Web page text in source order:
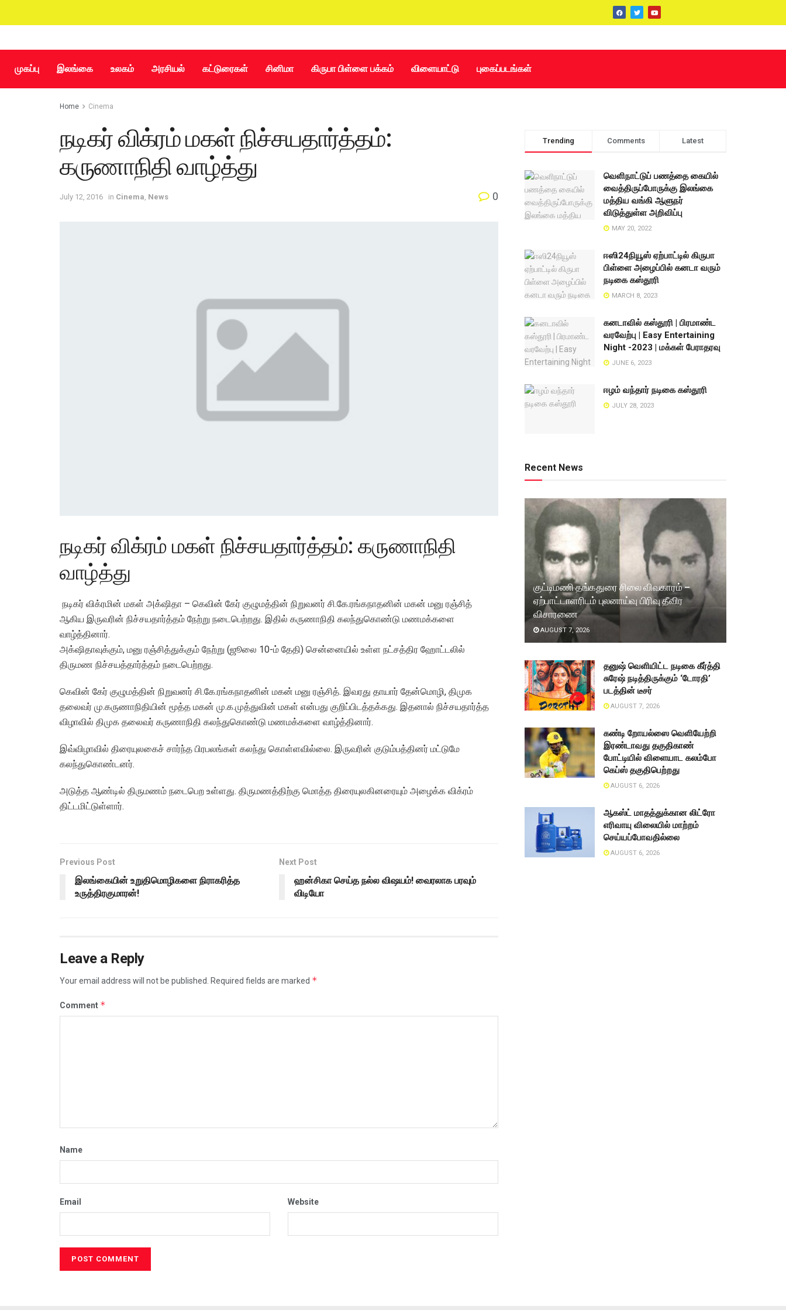
முகப்பு இலங்கை உலகம் அரசியல் கட்டுரைகள் சினிமா கிருபா பிள்ளை பக்கம் விளையாட்டு புகைப்படங்கள்
Home Cinema
நடிகர் விக்ரம் மகள் நிச்சயதார்த்தம்:
கருணாநிதி வாழ்த்து
July 12, 2016 in Cinema, News 0
நடிகர் விக்ரம் மகள் நிச்சயதார்த்தம்: கருணாநிதி
வாழ்த்து
நடிகர் விக்ரமின் மகள் அக்‌ஷிதா – கெவின் கேர் குழுமத்தின் நிறுவனர் சி.கே.ரங்கநாதனின் மகன் மனு ரஞ்சித்
ஆகிய இருவரின் நிச்சயதார்த்தம் நேற்று நடைபெற்றது. இதில் கருணாநிதி கலந்துகொண்டு மணமக்களை
வாழ்த்தினார்.
அக்‌ஷிதாவுக்கும், மனு ரஞ்சித்துக்கும் நேற்று (ஜூலை 10-ம் தேதி) சென்னையில் உள்ள நட்சத்திர ஹோட்டலில்
திருமண நிச்சயத்தார்த்தம் நடைபெற்றது.
கெவின் கேர் குழுமத்தின் நிறுவனர் சி.கே.ரங்கநாதனின் மகன் மனு ரஞ்சித். இவரது தாயார் தேன்மொழி, திமுக
தலைவர் மு.கருணாநிதியின் மூத்த மகன் மு.க.முத்துவின் மகள் என்பது குறிப்பிடத்தக்கது. இதனால் நிச்சயதார்த்த
விழாவில் திமுக தலைவர் கருணாநிதி கலந்துகொண்டு மணமக்களை வாழ்த்தினார்.
இவ்விழாவில் திரையுலகைச் சார்ந்த பிரபலங்கள் கலந்து கொள்ளவில்லை. இருவரின் குடும்பத்தினர் மட்டுமே
கலந்துகொண்டனர்.
அடுத்த ஆண்டில் திருமணம் நடைபெற உள்ளது. திருமணத்திற்கு மொத்த திரையுலகினரையும் அழைக்க விக்ரம்
திட்டமிட்டுள்ளார்.
Previous Post
இலங்கையின் உறுதிமொழிகளை நிராகரித்த
உருத்திரகுமாரன்!
Next Post
ஹன்சிகா செய்த நல்ல விஷயம்! வைரலாக பரவும்
விடியோ
Leave a Reply
Your email address will not be published. Required fields are marked *
Comment *
Name
Email Website
Trending Comments Latest
வெளிநாட்டுப் பணத்தை கையில்
வைத்திருப்போருக்கு இலங்கை
மத்திய வங்கி ஆளுநர்
விடுத்துள்ள அறிவிப்பு
MAY 20, 2022
ஈஸி24நியூஸ் ஏற்பாட்டில் கிருபா
பிள்ளை அழைப்பில் கனடா வரும்
நடிகை கஸ்தூரி
MARCH 8, 2023
கனடாவில் கஸ்தூரி | பிரமாண்ட
வரவேற்பு | Easy Entertaining
Night -2023 | மக்கள் பேராதரவு
JUNE 6, 2023
ஈழம் வந்தார் நடிகை கஸ்தூரி
JULY 28, 2023
Recent News
குட்டிமணி தங்கதுரை சிலை விவகாரம் –
ஏற்பாட்டாளரிடம் புலனாய்வு பிரிவு தீவிர
விசாரணை
AUGUST 7, 2026
தனுஷ் வெளியிட்ட நடிகை கீர்த்தி
சுரேஷ் நடித்திருக்கும் ‘டோரதி’
படத்தின் டீசர்
AUGUST 7, 2026
கண்டி றோயல்ஸை வெளியேற்றி
இரண்டாவது தகுதிகாண்
போட்டியில் விளையாட கலம்போ
கெப்ஸ் தகுதிபெற்றது
AUGUST 6, 2026
ஆகஸ்ட் மாதத்துக்கான லிட்ரோ
எரிவாயு விலையில் மாற்றம்
செய்யப்போவதில்லை
AUGUST 6, 2026